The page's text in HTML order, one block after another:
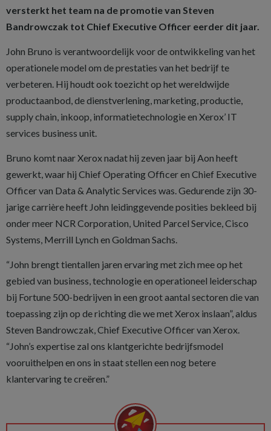
versterkt het team na de promotie van Steven
Bandrowczak tot Chief Executive Officer eerder dit jaar.
John Bruno is verantwoordelijk voor de ontwikkeling van het
operationele model om de prestaties van het bedrijf te
verbeteren. Hij houdt ook toezicht op het wereldwijde
productaanbod, de dienstverlening, marketing, productie,
supply chain, inkoop, informatietechnologie en Xerox’ IT
services business unit.
Bruno komt naar Xerox nadat hij zeven jaar bij Aon heeft
gewerkt, waar hij Chief Operating Officer en Chief Executive
Officer van Data & Analytic Services was. Gedurende zijn 30-
jarige carrière heeft John leidinggevende posities bekleed bij
onder meer NCR Corporation, United Parcel Service, Cisco
Systems, Merrill Lynch en Goldman Sachs.
“John brengt tientallen jaren ervaring met zich mee op het
gebied van business, technologie en operationeel leiderschap
bij Fortune 500-bedrijven in een groot aantal sectoren die van
toepassing zijn op de richting die we met Xerox inslaan”, aldus
Steven Bandrowczak, Chief Executive Officer van Xerox.
“John’s expertise zal ons klantgerichte bedrijfsmodel
vooruithelpen en ons in staat stellen een nog betere
klantervaring te creëren.”